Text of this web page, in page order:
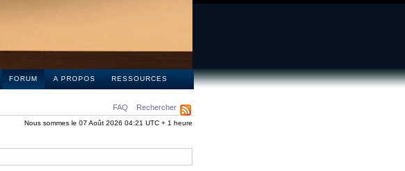
FORUM A PROPOS RESSOURCES
FAQ Rechercher
Nous sommes le 07 Août 2026 04:21 UTC + 1 heure